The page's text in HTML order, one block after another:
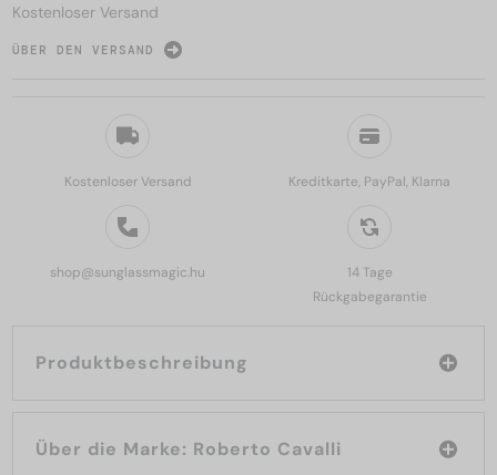
Kostenloser Versand Kreditkarte, PayPal, Klarna
shop@sunglassmagic.hu
14 Tage
Rückgabegarantie
Produktbeschreibung
Über die Marke: Roberto Cavalli
Kostenloser Versand
ÜBER DEN VERSAND